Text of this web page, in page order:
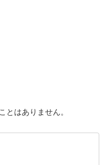
とはありません。